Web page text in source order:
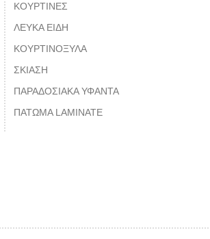
ΚΟΥΡΤΙΝΕΣ
ΛΕΥΚΑ ΕΙΔΗ
ΚΟΥΡΤΙΝΟΞΥΛΑ
ΣΚΙΑΣΗ
ΠΑΡΑΔΟΣΙΑΚΑ ΥΦΑΝΤΑ
ΠΑΤΩΜΑ LAMINATE